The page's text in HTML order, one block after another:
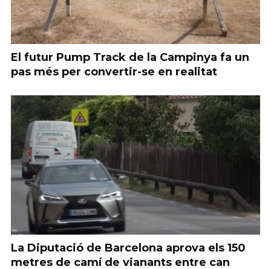
El futur Pump Track de la Campinya fa un
pas més per convertir-se en realitat
La Diputació de Barcelona aprova els 150
metres de camí de vianants entre can